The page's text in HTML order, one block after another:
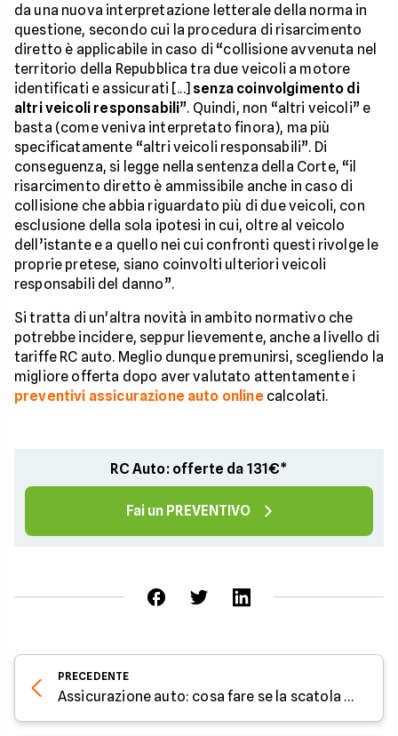
da una nuova interpretazione letterale della norma in
questione, secondo cui la procedura di risarcimento
diretto è applicabile in caso di “collisione avvenuta nel
territorio della Repubblica tra due veicoli a motore
identificati e assicurati [...] senza coinvolgimento di
altri veicoli responsabili”. Quindi, non “altri veicoli” e
basta (come veniva interpretato finora), ma più
specificatamente “altri veicoli responsabili”. Di
conseguenza, si legge nella sentenza della Corte, “il
risarcimento diretto è ammissibile anche in caso di
collisione che abbia riguardato più di due veicoli, con
esclusione della sola ipotesi in cui, oltre al veicolo
dell’istante e a quello nei cui confronti questi rivolge le
proprie pretese, siano coinvolti ulteriori veicoli
responsabili del danno”.
Si tratta di un'altra novità in ambito normativo che
potrebbe incidere, seppur lievemente, anche a livello di
tariffe RC auto. Meglio dunque premunirsi, scegliendo la
migliore offerta dopo aver valutato attentamente i
preventivi assicurazione auto online calcolati.
RC Auto: offerte da 131€*
Fai un PREVENTIVO
PRECEDENTE
Assicurazione auto: cosa fare se la scatola nera non funziona